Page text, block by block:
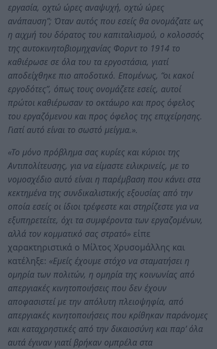
εργασία, οχτώ ώρες αναψυχή, οχτώ ώρες
ανάπαυση”; Όταν αυτός που εσείς θα ονομάζατε ως
η αιχμή του δόρατος του καπιταλισμού, ο κολοσσός
της αυτοκινητοβιομηχανίας Φορντ το 1914 το
καθιέρωσε σε όλα του τα εργοστάσια, γιατί
αποδείχθηκε πιο αποδοτικό. Επομένως, “οι κακοί
εργοδότες”, όπως τους ονομάζετε εσείς, αυτοί
πρώτοι καθιέρωσαν το οκτάωρο και προς όφελος
του εργαζόμενου και προς όφελος της επιχείρησης.
Γιατί αυτό είναι το σωστό μείγμα.».
«Το μόνο πρόβλημα σας κυρίες και κύριοι της
Αντιπολίτευσης, για να είμαστε ειλικρινείς, με το
νομοσχέδιο αυτό είναι η παρέμβαση που κάνει στα
κεκτημένα της συνδικαλιστικής εξουσίας από την
οποία εσείς οι ίδιοι τρέφεστε και στηρίζεστε για να
εξυπηρετείτε, όχι τα συμφέροντα των εργαζομένων,
αλλά τον κομματικό σας στρατό» είπε
χαρακτηριστικά ο Μίλτος Χρυσομάλλης και
κατέληξε: «Εμείς έχουμε στόχο να σταματήσει η
ομηρία των πολιτών, η ομηρία της κοινωνίας από
απεργιακές κινητοποιήσεις που δεν έχουν
αποφασιστεί με την απόλυτη πλειοψηφία, από
απεργιακές κινητοποιήσεις που κρίθηκαν παράνομες
και καταχρηστικές από την δικαιοσύνη και παρ’ όλα
αυτά έγιναν γιατί βρήκαν ομπρέλα στα